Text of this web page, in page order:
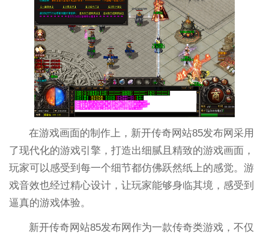
在游戏画面的制作上，新开传奇网站85发布网采用
了现代化的游戏引擎，打造出细腻且精致的游戏画面，
玩家可以感受到每一个细节都仿佛跃然纸上的感觉。游
戏音效也经过精心设计，让玩家能够身临其境，感受到
逼真的游戏体验。
新开传奇网站85发布网作为一款传奇类游戏，不仅